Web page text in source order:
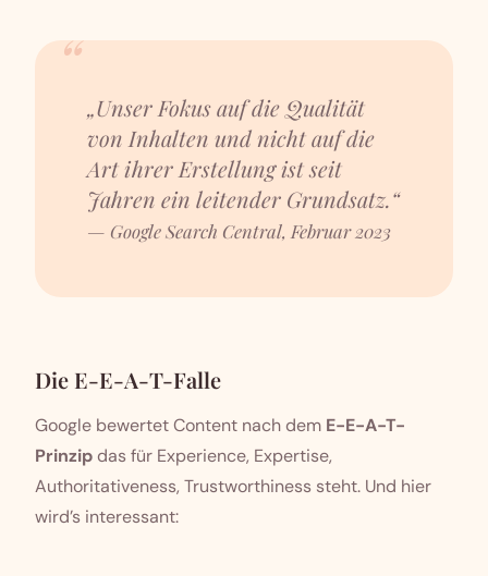
„Unser Fokus auf die Qualität
von Inhalten und nicht auf die
Art ihrer Erstellung ist seit
Jahren ein leitender Grundsatz.“
— Google Search Central, Februar 2023
Die E-E-A-T-Falle
Google bewertet Content nach dem E-E-A-T-
Prinzipdas für Experience, Expertise,
Authoritativeness, Trustworthiness steht. Und hier
wird’s interessant: